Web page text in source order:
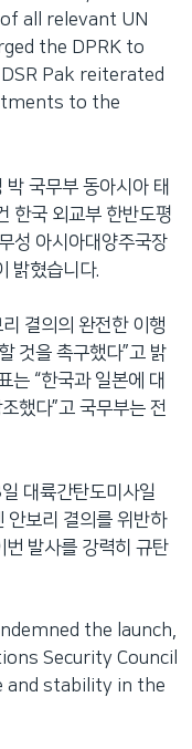
all relevant UN
the DPRK to
Pak reiterated
to the
국무부 동아시아 태
한국 외교부 한반도평
성 아시아대양주국장
밝혔습니다.
결의의 완전한 이행
것을 촉구했다”고 밝
는 “한국과 일본에 대
했다”고 국무부는 전
대륙간탄도미사일
안보리 결의를 위반하
번 발사를 강력히 규탄
the launch,
Security Council
and stability in the